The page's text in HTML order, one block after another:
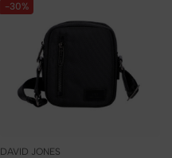
-30%
DAVID JONES